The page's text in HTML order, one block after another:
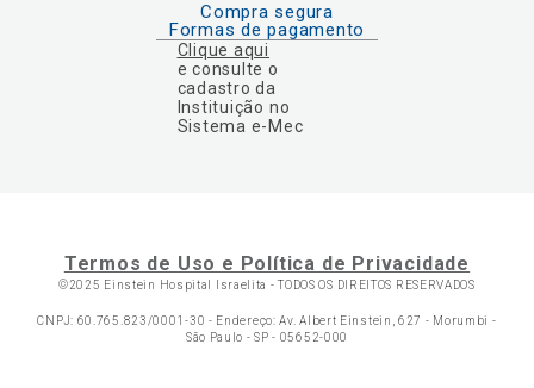
Compra segura
Formas de pagamento
Clique aqui
e consulte o
cadastro da
Instituição no
Sistema e-Mec
Termos de Uso e Política de Privacidade
©2025 Einstein Hospital Israelita -TODOS OS DIREITOS RESERVADOS
CNPJ: 60.765.823/0001-30 - Endereço: Av. Albert Einstein, 627 - Morumbi -
São Paulo - SP - 05652-000